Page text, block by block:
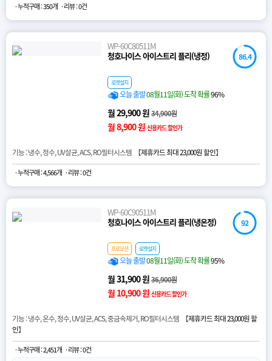
· 누적구매 : 350개 · 리뷰 : 0건
86.4
WP-60C80511M
청호나이스 아이스트리 플리(냉정)
로켓설치
오늘 출발08월11일(화) 도착 확률96%
월 29,900 원34,900원
월 8,900 원 신용카드 할인가
기능 : 냉수, 정수, UV살균, ACS, RO필터시스템 【제휴카드 최대 23,000원 할인】
· 누적구매 : 4,566개 · 리뷰 : 0건
92
WP-60C90511M
청호나이스 아이스트리 플리(냉온정)
프로모션 로켓설치
오늘 출발08월11일(화) 도착 확률95%
월 31,900 원36,900원
월 10,900 원 신용카드 할인가
기능 : 냉수, 온수, 정수, UV살균, ACS, 중금속제거, RO필터시스템 【제휴카드 최대 23,000원 할
인】
· 누적구매 : 2,451개 · 리뷰 : 0건